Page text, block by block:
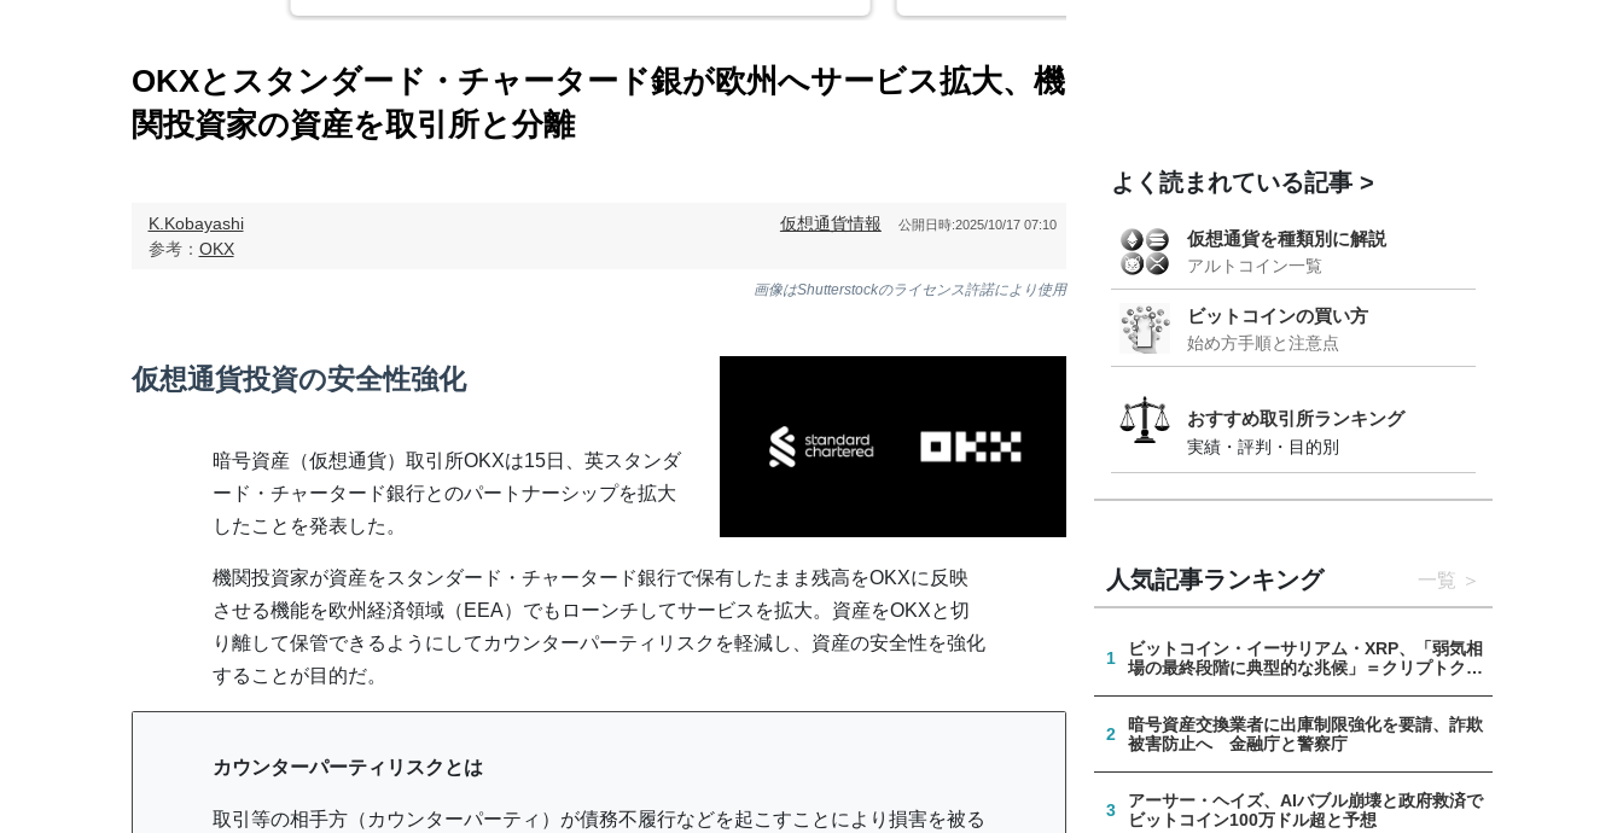
OKXとスタンダード・チャータード銀が欧州へサービス拡大、機
関投資家の資産を取引所と分離
K.Kobayashi
参考： OKX
仮想通貨情報 公開日時:2025/10/17 07:10
画像はShutterstockのライセンス許諾により使用
仮想通貨投資の安全性強化
暗号資産（仮想通貨）取引所OKXは15日、英スタンダ
ード・チャータード銀行とのパートナーシップを拡大
したことを発表した。
機関投資家が資産をスタンダード・チャータード銀行で保有したまま残高をOKXに反映
させる機能を欧州経済領域（EEA）でもローンチしてサービスを拡大。資産をOKXと切
り離して保管できるようにしてカウンターパーティリスクを軽減し、資産の安全性を強化
することが目的だ。
カウンターパーティリスクとは
取引等の相手方（カウンターパーティ）が債務不履行などを起こすことにより損害を被る
よく読まれている記事
仮想通貨を種類別に解説
アルトコイン一覧
ビットコインの買い方
始め方手順と注意点
おすすめ取引所ランキング
実績・評判・目的別
人気記事ランキング 一覧
1
ビットコイン・イーサリアム・XRP、「弱気相
場の最終段階に典型的な兆候」＝クリプトクア
2
暗号資産交換業者に出庫制限強化を要請、詐欺
被害防止へ 金融庁と警察庁
3
アーサー・ヘイズ、AIバブル崩壊と政府救済で
ビットコイン100万ドル超と予想